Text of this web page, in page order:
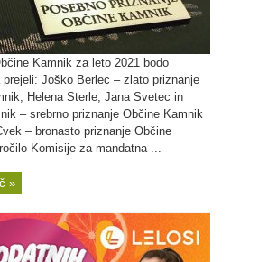
Kamnik za leto 2021 bodo
prejeli: Joško Berlec – zlato priznanje
Helena Sterle, Jana Svetec in
– srebrno priznanje Občine Kamnik
– bronasto priznanje Občine
Komisije za mandatna ...
»